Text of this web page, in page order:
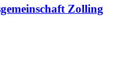
Zolling